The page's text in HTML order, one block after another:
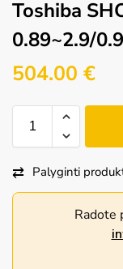
Toshiba
0.89~2.9/
504.00 €
Palyginti
Radote